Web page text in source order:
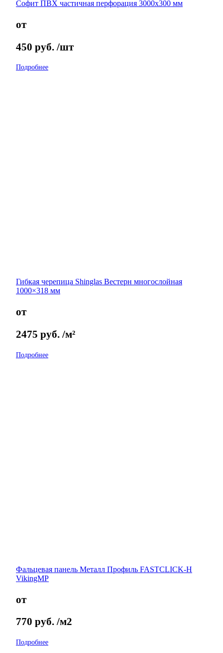
Софит ПВХ частичная перфорация 3000х300 мм
от
450 руб. /шт
Подробнее
Гибкая черепица Shinglas Вестерн многослойная
1000×318 мм
от
2475 руб. /м²
Подробнее
Фальцевая панель Металл Профиль FASTCLICK-Н
VikingMP
от
770 руб. /м2
Подробнее